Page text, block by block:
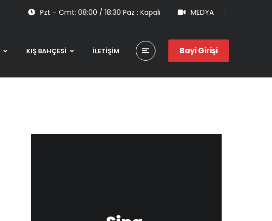
Pzt – Cmt: 08:00 / 18:30 Paz : Kapalı MEDYA
Bayi Girişi
KIŞ BAHÇESİ İLETİŞİM